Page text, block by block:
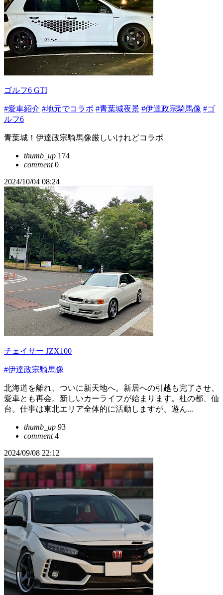
ゴルフ6 GTI
#愛車紹介 #地元でコラボ #青葉城夜景 #伊達政宗騎馬像 #ゴ
ルフ6
青葉城！伊達政宗騎馬像厳しいけれどコラボ
thumb_up 174
comment0
2024/10/04 08:24
チェイサー JZX100
#伊達政宗騎馬像
北海道を離れ、ついに新天地へ。新居への引越も完了させ、
愛車とも再会。新しいカーライフが始まります。杜の都、仙
台。仕事は東北エリア全体的に活動しますが、遊ん...
thumb_up 93
comment4
2024/09/08 22:12